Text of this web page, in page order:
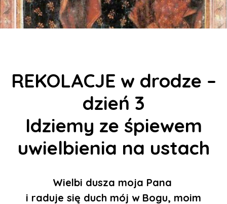
REKOLACJE w drodze –
dzień 3
Idziemy ze śpiewem
uwielbienia na ustach
Wielbi dusza moja Pana
i raduje się duch mój w Bogu, moim